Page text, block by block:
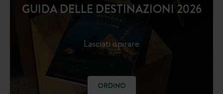
GUIDA DELLE DESTINAZIONI 2026
Lasciati ispirare
ORDINO